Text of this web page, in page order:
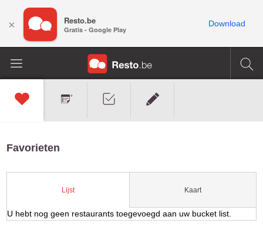
Favorieten
Lijst Kaart
U hebt nog geen restaurants toegevoegd aan uw bucket list.
× Resto.be
Gratis - Google Play
Download